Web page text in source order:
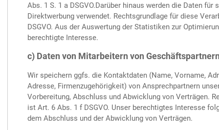
Abs. 1 S. 1 a DSGVO.Darüber hinaus werden die Daten
Direktwerbung verwendet. Rechtsgrundlage für diese
DSGVO. Aus der Auswertung der Statistiken zur
berechtigte Interesse.
c) Daten von Mitarbeitern von
Wir speichern ggfs. die Kontaktdaten (Name, Vorname,
Adresse, Firmenzugehörigkeit) von Ansprechpartnern
Vorbereitung, Abschluss und Abwicklung von Verträgen.
ist Art. 6 Abs. 1 f DSGVO. Unser berechtigtes Interesse
dem Abschluss und der Abwicklung von Verträgen.